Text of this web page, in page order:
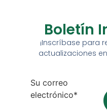
Boletín
¡Inscríbase para
actualizaciones
Su correo
electrónico*